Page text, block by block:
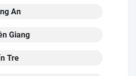
An
Giang
Tre